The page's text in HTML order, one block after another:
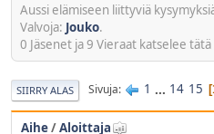
Aussi elämiseen liittyviä
Valvoja: Jouko.
0 Jäsenet ja 9 Vieraat katselee
SIIRRY ALAS Sivuja 1 ... 14 15
Aihe/Aloittaja